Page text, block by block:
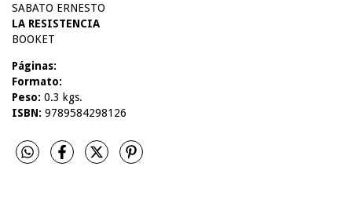
SABATO ERNESTO
LA RESISTENCIA
BOOKET
Páginas:
Formato:
Peso: 0.3 kgs.
ISBN: 9789584298126